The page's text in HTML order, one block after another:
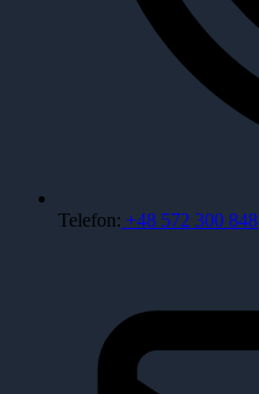
Telefon: +48 572 300 848